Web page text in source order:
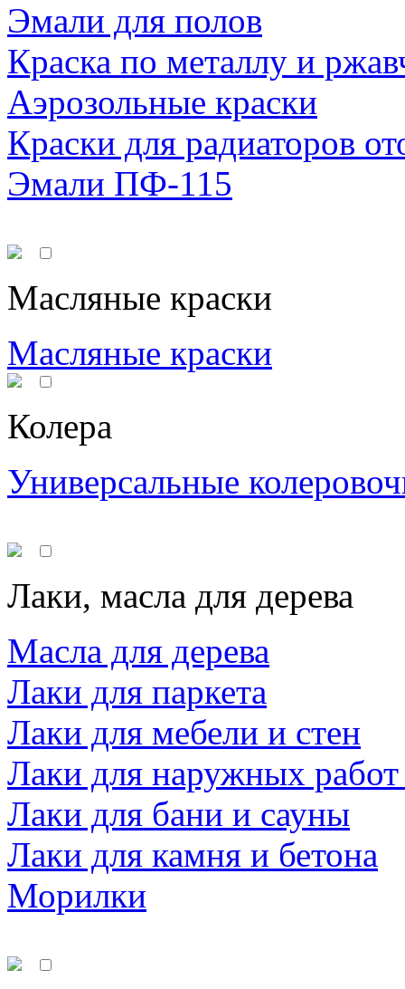
Эмали для полов
Краска по металлу и
Аэрозольные краски
Краски для радиаторов
Эмали ПФ-115
Масляные краски
Масляные краски
Колера
Универсальные
Лаки, масла для дерева
Масла для дерева
Лаки для паркета
Лаки для мебели и стен
Лаки для наружных
Лаки для бани и сауны
Лаки для камня и бетона
Морилки